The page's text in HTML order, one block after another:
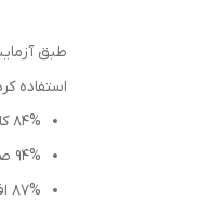
استفاده
۸۴% کاهش چین و چروک‌های عمیق
۹۴% صاف و یکدست شدن پوست
۸۷% افزایش حجم پوست